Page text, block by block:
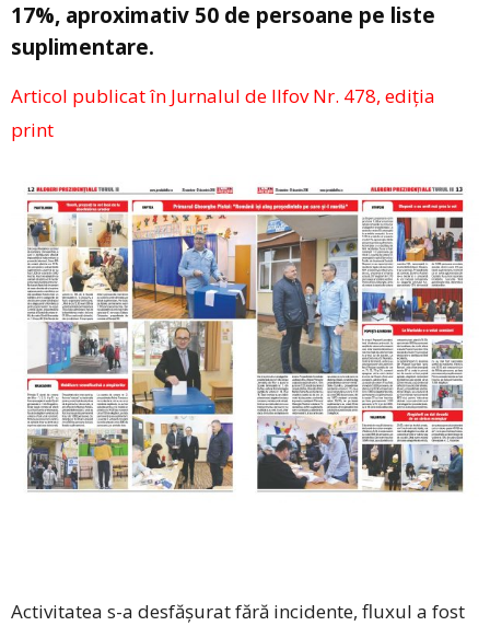
17%, aproximativ 50 de persoane pe liste
suplimentare.
Articol publicat în Jurnalul de Ilfov Nr. 478, ediția
print
Activitatea s-a desfășurat fără incidente, fluxul a fost